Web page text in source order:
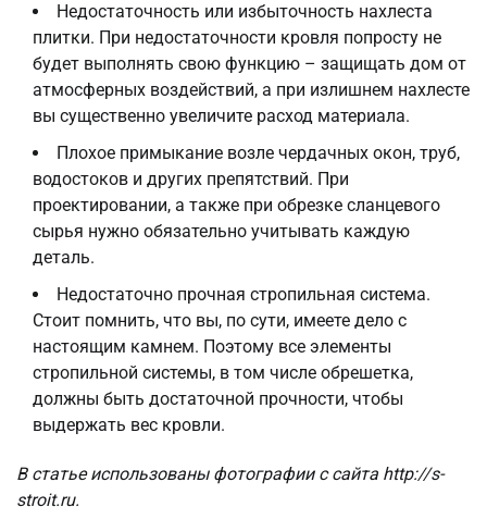
Недостаточность или избыточность нахлеста
плитки. При недостаточности кровля попросту не
будет выполнять свою функцию – защищать дом от
атмосферных воздействий, а при излишнем нахлесте
вы существенно увеличите расход материала.
Плохое примыкание возле чердачных окон, труб,
водостоков и других препятствий. При
проектировании, а также при обрезке сланцевого
сырья нужно обязательно учитывать каждую
деталь.
Недостаточно прочная стропильная система.
Стоит помнить, что вы, по сути, имеете дело с
настоящим камнем. Поэтому все элементы
стропильной системы, в том числе обрешетка,
должны быть достаточной прочности, чтобы
выдержать вес кровли.
В статье использованы фотографии с сайта http://s-
stroit.ru.